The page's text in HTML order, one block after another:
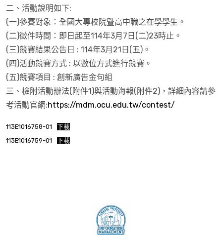
二、活動說明如下:
(一)參賽對象：全國大專校院暨高中職之在學學生。
(二)徵件時間：即日起至114年3月7日(二)23時止。
(三)競賽結果公告日 : 114年3月21日(五)。
(四)活動競賽方式 : 以數位方式進行競賽。
(五)競賽項目 : 創新廣告金句組
三、檢附活動辦法(附件1)與活動海報(附件2)，詳細內容請參
考活動官網:https://mdm.ocu.edu.tw/contest/
113E1016758-01
下載
113E1016759-01
下載